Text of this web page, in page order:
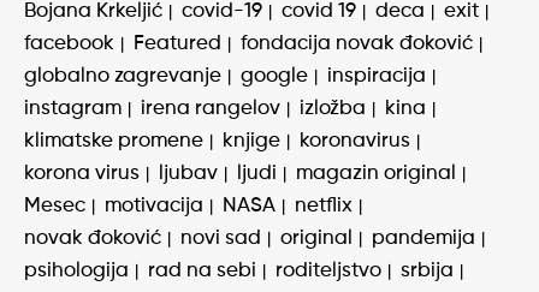
Bojana Krkeljić
covid-19 covid 19 deca
exit
facebook
Featured
fondacija novak đoković
globalno zagrevanje
google
inspiracija
instagram
irena rangelov izložba
kina
klimatske promene
knjige
koronavirus
korona virus
ljubav ljudi
magazin original
Mesec
motivacija NASA
netflix
novak đoković
novi sad original
pandemija
psihologija
rad na sebi roditeljstvo
srbija